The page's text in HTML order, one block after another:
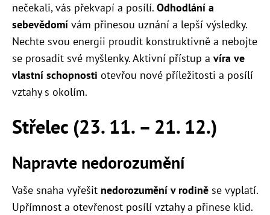
nečekali, vás překvapí a posílí. Odhodlání a
sebevědomí vám přinesou uznání a lepší výsledky.
Nechte svou energii proudit konstruktivně a nebojte
se prosadit své myšlenky. Aktivní přístup a víra ve
vlastní schopnosti otevřou nové příležitosti a posílí
vztahy s okolím.
Střelec (23. 11. – 21. 12.)
Napravte nedorozumění
Vaše snaha vyřešit nedorozumění v rodině se vyplatí.
Upřímnost a otevřenost posílí vztahy a přinese klid.